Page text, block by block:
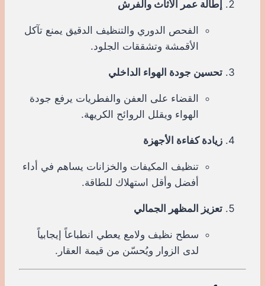
إطالة عمر الأثاث والفرش
الفحص الدوري والتنظيف الدقيق يمنع تآكل
الأقمشة وتشققات الجلود.
تحسين جودة الهواء الداخلي
القضاء على العفن والفطريات يرفع جودة
الهواء ويقلل الروائح الكريهة.
زيادة كفاءة الأجهزة
تنظيف المكيفات والخزانات يساهم في أداء
أفضل وأقل استهلاك للطاقة.
تعزيز المظهر الجمالي
سطح نظيف ولامع يعطي انطباعاً إيجابياً
لدى الزوار ويُحسّن من قيمة العقار.